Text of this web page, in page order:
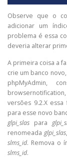
Observe que o
adicionar um
problema é essa
deveria alterar
A primeira coisa a
crie um banco
phpMyAdmin,
versões 9.2.X
para esse novo
glpi_slas para
renomeada glpi_slas
slms_id. Remova o
slms_id.